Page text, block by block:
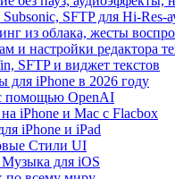
SFTP для Hi-Res-
из облака, жесты
и настройки редактора
SFTP и виджет текстов
iPhone в 2026 году
помощью OpenAI
iPhone и Mac с Flacbox
iPhone и iPad
Стили UI
Музыка для iOS